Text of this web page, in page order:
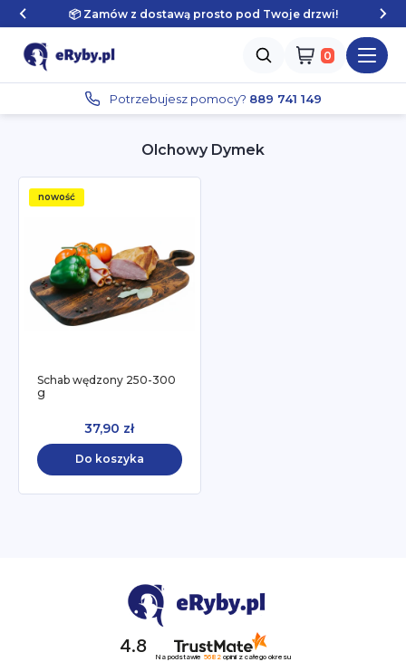
📦 Zamów z dostawą prosto pod Twoje drzwi!
Zaloguj się
Potrzebujesz pomocy? 889 741 149
Olchowy Dymek
Schab wędzony 250-300
g
37,90 zł
Do koszyka
nowość
4.8
Na podstawie 5682opinii z całego okresu